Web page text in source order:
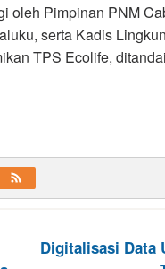
oleh Pimpinan PNM
serta Kadis
TPS Ecolife,
Digitalisasi Data